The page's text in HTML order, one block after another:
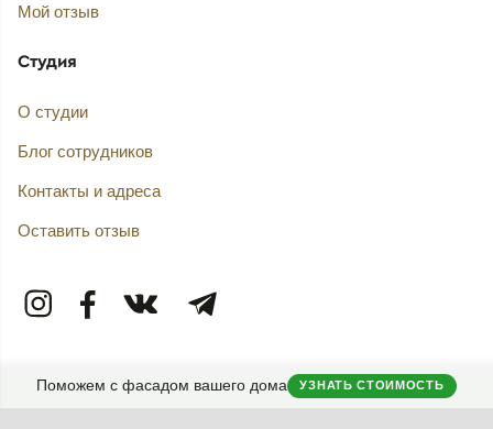
Поможем с фасадом вашего дома УЗНАТЬ СТОИМОСТЬ
Мой отзыв
Студия
О студии
Блог сотрудников
Контакты и адреса
Оставить отзыв